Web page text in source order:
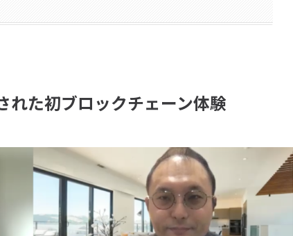
れた初ブロックチェーン体験